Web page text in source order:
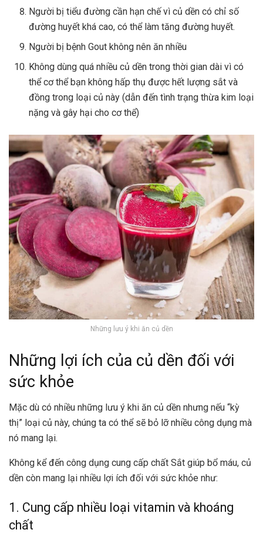
Người bị tiểu đường cần hạn chế vì củ dền có chỉ số
đường huyết khá cao, có thể làm tăng đường huyết.
Người bị bệnh Gout không nên ăn nhiều
Không dùng quá nhiều củ dền trong thời gian dài vì có
thể cơ thể bạn không hấp thụ được hết lượng sắt và
đồng trong loại củ này (dẫn đến tình trạng thừa kim loại
nặng và gây hại cho cơ thể)
Những lưu ý khi ăn củ dền
Những lợi ích của củ dền đối với
sức khỏe
Mặc dù có nhiều những lưu ý khi ăn củ dền nhưng nếu “kỳ
thị” loại củ này, chúng ta có thể sẽ bỏ lỡ nhiều công dụng mà
nó mang lại.
Không kể đến công dụng cung cấp chất Sắt giúp bổ máu, củ
dền còn mang lại nhiều lợi ích đối với sức khỏe như:
1. Cung cấp nhiều loại vitamin và khoáng
chất